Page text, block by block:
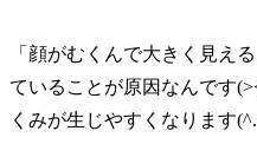
「顔がむくんで大きく見え
ていることが原因なんです
くみが生じやすくなります